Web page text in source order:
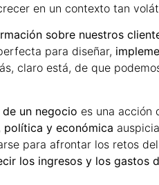
en un contexto tan
sobre nuestros
para diseñar,
claro está, de que
un negocio es una acción
y económica
para afrontar los retos
los ingresos y los gastos